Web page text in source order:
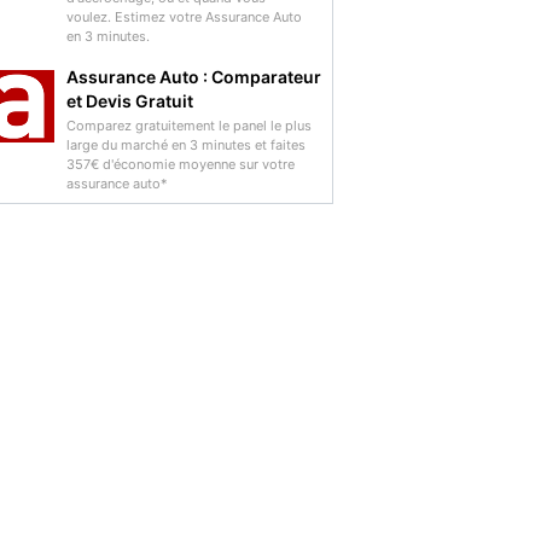
voulez. Estimez votre Assurance Auto
en 3 minutes.
Assurance Auto : Comparateur
et Devis Gratuit
Comparez gratuitement le panel le plus
large du marché en 3 minutes et faites
357€ d'économie moyenne sur votre
assurance auto*